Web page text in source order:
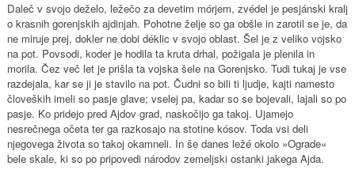
Daleč v svojo deželo, ležečo za devetim mórjem, zvédel je pesjánski kralj
o krasnih gorenjskih ajdinjah. Pohotne želje so ga obšle in zarotil se je, da
ne miruje prej, dokler ne dobi déklic v svojo oblast. Šel je z veliko vojsko
na pot. Povsodi, koder je hodila ta kruta drhal, požigala je plenila in
morila. Čez več let je prišla ta vojska šele na Gorenjsko. Tudi tukaj je vse
razdejala, kar se ji je stavilo na pot. Čudni so bili ti ljudje, kajti namesto
človeških imeli so pasje glave; vselej pa, kadar so se bojevali, lajali so po
pasje. Ko pridejo pred Ajdov grad, naskočijo ga takoj. Ujamejo
nesrečnega očeta ter ga razkosajo na stotine kósov. Toda vsi deli
njegovega života so takoj okamneli. In še danes ležé okolo »Ograde«
bele skale, ki so po pripovedi národov zemeljski ostanki jakega Ajda.